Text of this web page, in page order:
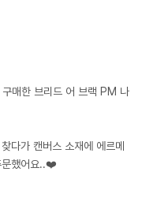
매한 브리드 어 브랙 PM 나
다가 캔버스 소재에 에르메
문했어요..❤️